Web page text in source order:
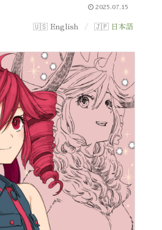
2025.07.15
English 日本語